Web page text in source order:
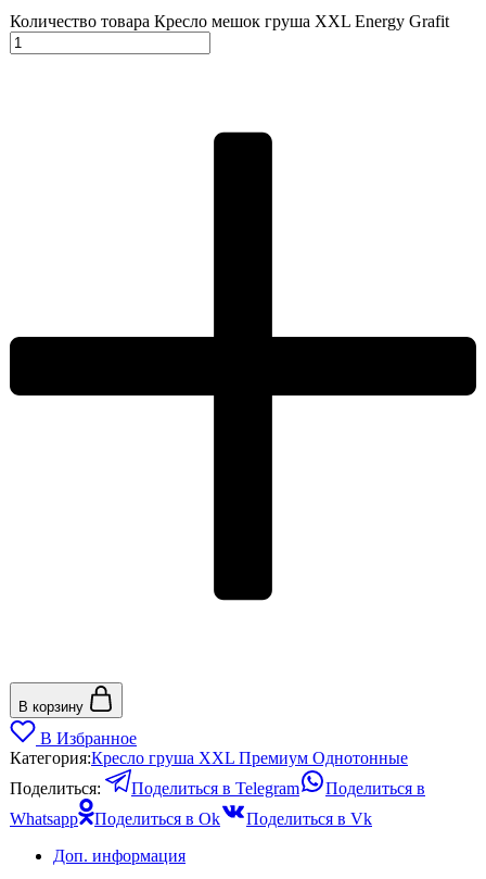
Количество товара Кресло мешок груша XXL Energy Grafit
В корзину
В Избранное
Категория:Кресло груша XXL Премиум Однотонные
Поделиться:
Поделиться в Telegram
Поделиться в
Whatsapp
Поделиться в Ok
Поделиться в Vk
Доп. информация